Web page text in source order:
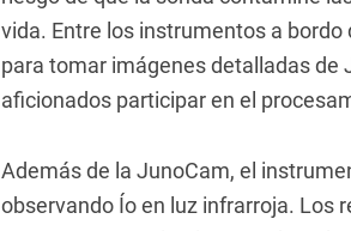
vida. Entre los instrumentos a
para tomar imágenes detalladas de
aficionados participar en el
Además de la JunoCam, el
observando Ío en luz infrarroja. Los